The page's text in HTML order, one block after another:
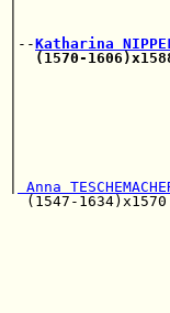
|
|--Katharina
(1570-
|
|
|
Anna